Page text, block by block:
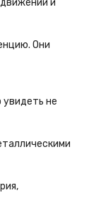
Они
не